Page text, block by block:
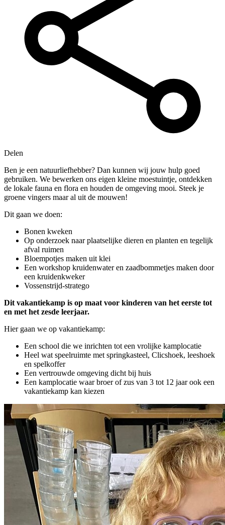
Delen
Ben je een natuurliefhebber? Dan kunnen wij jouw hulp goed
gebruiken. We bewerken ons eigen kleine moestuintje, ontdekken
de lokale fauna en flora en houden de omgeving mooi. Steek je
groene vingers maar al uit de mouwen!
Dit gaan we doen:
Bonen kweken
Op onderzoek naar plaatselijke dieren en planten en tegelijk
afval ruimen
Bloempotjes maken uit klei
Een workshop kruidenwater en zaadbommetjes maken door
een kruidenkweker
Vossenstrijd-stratego
Dit vakantiekamp is op maat voor kinderen van het eerste tot
en met het zesde leerjaar.
Hier gaan we op vakantiekamp:
Een school die we inrichten tot een vrolijke kamplocatie
Heel wat speelruimte met springkasteel, Clicshoek, leeshoek
en spelkoffer
Een vertrouwde omgeving dicht bij huis
Een kamplocatie waar broer of zus van 3 tot 12 jaar ook een
vakantiekamp kan kiezen